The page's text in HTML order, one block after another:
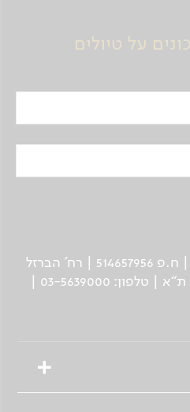
על טיולים
החברה הגיאוגרפית בע"מ | ח.פ 514657956 | רח’ הברזל
21 א', קומה 2, רמת החייל, ת“א | טלפון: 03-5639000 |